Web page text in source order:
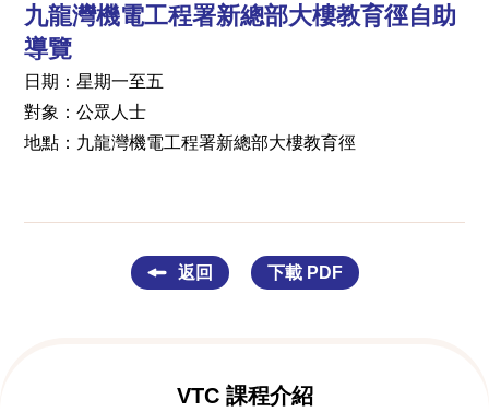
九龍灣機電工程署新總部大樓教育徑自助
導覽
日期：星期一至五
對象：公眾人士
地點：九龍灣機電工程署新總部大樓教育徑
返回 下載 PDF
VTC 課程介紹